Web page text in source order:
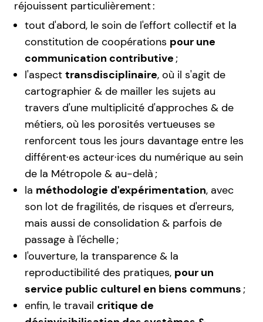
réjouissent particulièrement :
tout d'abord, le soin de l'effort collectif et la
constitution de coopérations pour une
communication contributive;
l'aspect transdisciplinaire, où il s'agit de
cartographier & de mailler les sujets au
travers d'une multiplicité d'approches & de
métiers, où les porosités vertueuses se
renforcent tous les jours davantage entre les
différent·es acteur·ices du numérique au sein
de la Métropole & au-delà ;
la méthodologie d'expérimentation, avec
son lot de fragilités, de risques et d'erreurs,
mais aussi de consolidation & parfois de
passage à l'échelle ;
l'ouverture, la transparence & la
reproductibilité des pratiques, pour un
service public culturel en biens communs;
enfin, le travail critique de